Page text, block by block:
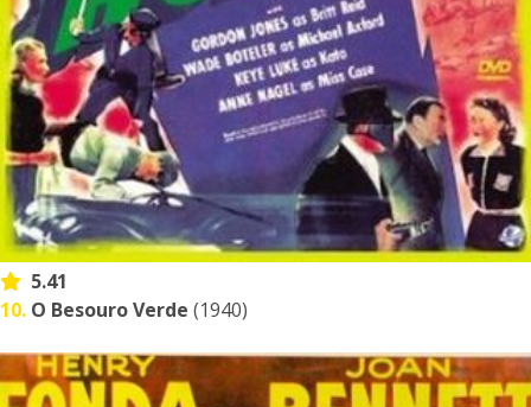
5.41
10. O Besouro Verde (1940)